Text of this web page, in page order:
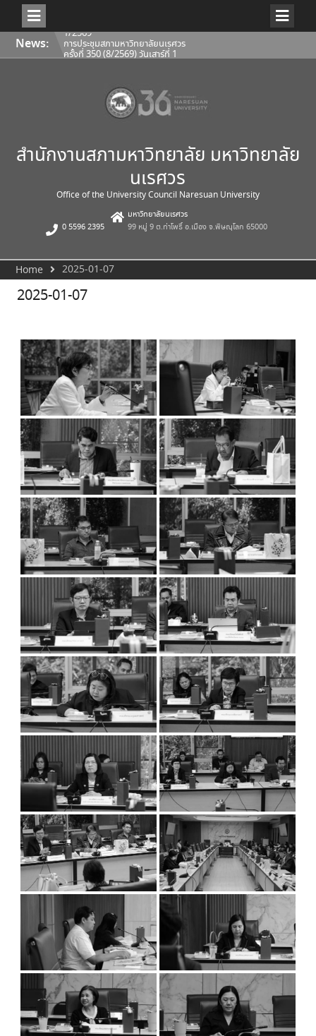
Skip
content
News: การประชุมสภามหาวิทยาลัยนเรศวร
ครั้งที่ 350 (8/2569) วันเสาร์ที่ 1
สิงหาคม 2569
สถาปัตยกรรมศาสตร์ ศิลปะและการ
ออกแบบ 1/2569
การประชุมคณะกรรมการติดตาม
ประเมินผลฯ ของคณบดีคณะโลจิ
สำนักงานสภามหาวิทยาลัย มหาวิทยาลัย
นเรศวร
Office of the University Council Naresuan University
0 5596 2395
มหาวิทยาลัยนเรศวร
99 หมู่ 9 ต.ท่าโพธิ์ อ.เมือง จ.พิษณุโลก 65000
Home 2025-01-07
2025-01-07